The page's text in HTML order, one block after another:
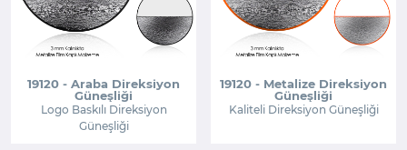
19120 - Araba Direksiyon
Güneşliği
Logo Baskılı Direksiyon
Güneşliği
19120 - Metalize Direksiyon
Güneşliği
Kaliteli Direksiyon Güneşliği